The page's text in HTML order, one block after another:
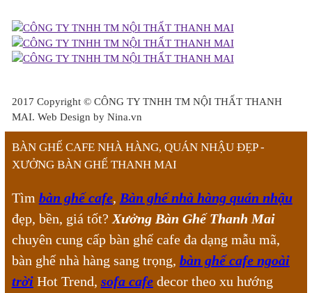
2017 Copyright © CÔNG TY TNHH TM NỘI THẤT THANH
MAI. Web Design by Nina.vn
BÀN GHẾ CAFE NHÀ HÀNG, QUÁN NHẬU ĐẸP -
XƯỞNG BÀN GHẾ THANH MAI
Tìm bàn ghế cafe, Bàn ghế nhà hàng quán nhậu
đẹp, bền, giá tốt? Xưởng Bàn Ghế Thanh Mai
chuyên cung cấp bàn ghế cafe đa dạng mẫu mã,
bàn ghế nhà hàng sang trọng, bàn ghế cafe ngoài
trờiHot Trend, sofa cafedecor theo xu hướng